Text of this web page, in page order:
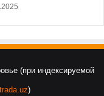
(при индексируемой
)